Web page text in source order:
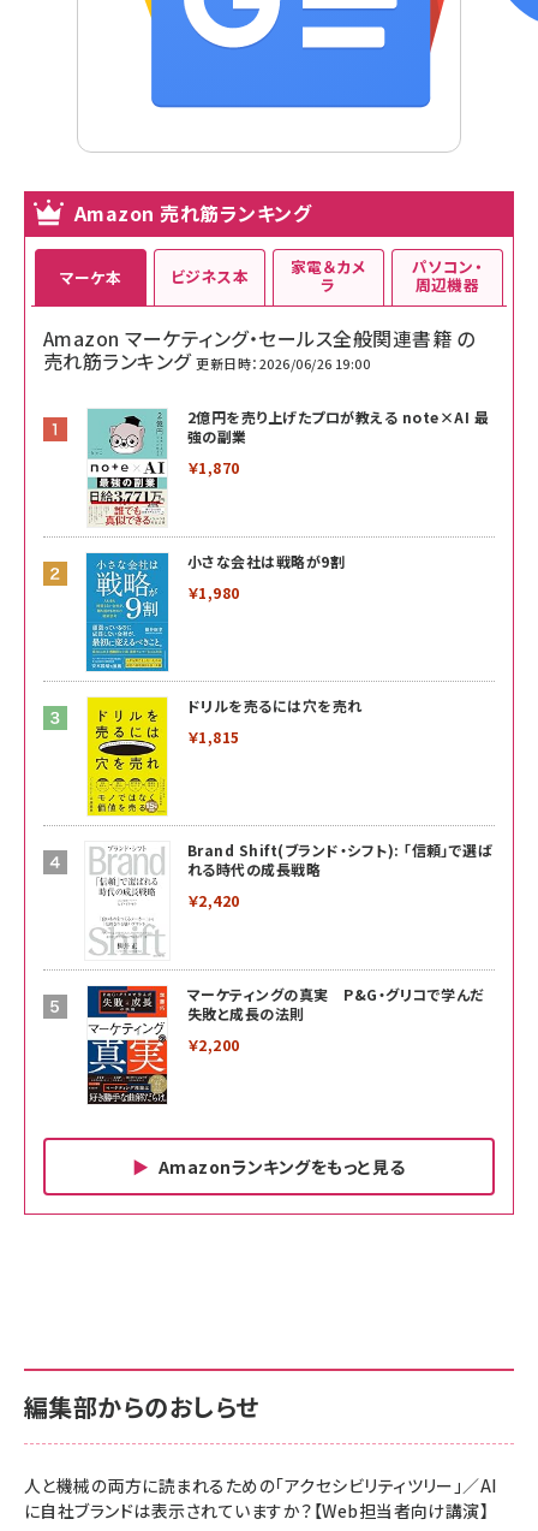
Amazon 売れ筋ランキング
マーケ本
Amazon マーケティング・セールス全般関連書籍 の
売れ筋ランキング 更新日時：2026/06/26 19:00
2億円を売り上げたプロが教える note×AI 最
強の副業
￥1,870
小さな会社は戦略が9割
￥1,980
ドリルを売るには穴を売れ
￥1,815
Brand Shift(ブランド・シフト): 「信頼」で選ば
れる時代の成長戦略
￥2,420
マーケティングの真実 P&G・グリコで学んだ
失敗と成長の法則
￥2,200
Amazonランキングをもっと見る
ビジネス本
￥880
anan(アンアン)2026/06/24号 No.2500増
刊 スペシャルエディション[王道エンタメの矜
￥1,100
家電＆カメ
ラ
内サポート正規品 メーカー保証5年
KLMEA128G
NIMASO ガラスフィルム iPhone 17 用 保護
止 貼りやすい ガイド枠付き いPhone17 (6.3
インチ) 対応 2枚セット DSP25F1698
￥1,599
パソコン・
周辺機器
内サポート正規品 メーカー保証5年
KLMEA128G
Amazon eギフトカード - Amazonロゴ - ク
￥5,000
編集部からのおしらせ
人と機械の両方に読まれるための「アクセシビリティツリー」／AI
に自社ブランドは表示されていますか？【Web担当者向け講演】